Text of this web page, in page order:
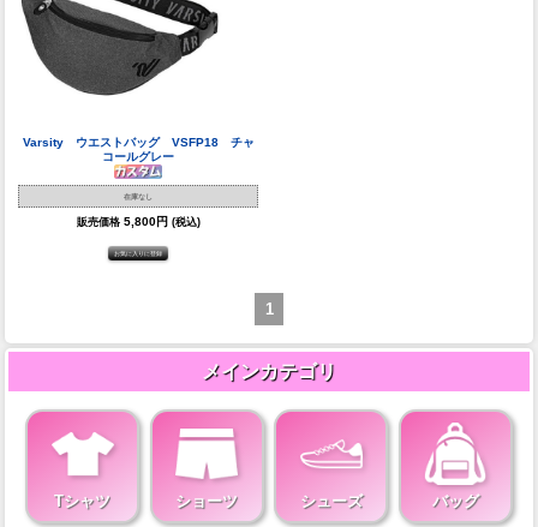
Varsity ウエストバッグ VSFP18 チャ
コールグレー
在庫なし
販売価格 5,800円 (税込)
1
メインカテゴリ
Tシャツ ショーツ シューズ バッグ